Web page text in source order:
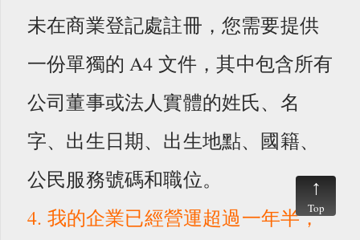
未在商業登記處註冊，您需要提供
一份單獨的 A4 文件，其中包含所有
公司董事或法人實體的姓氏、名
字、出生日期、出生地點、國籍、
公民服務號碼和職位。
4. 我的企業已經營運超過一年半，
Top